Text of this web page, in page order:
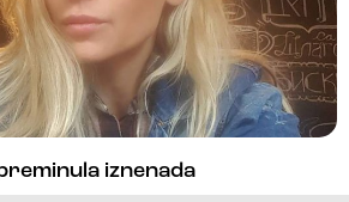
iznenada